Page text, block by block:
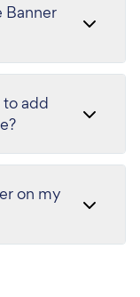
Banner
add
on my